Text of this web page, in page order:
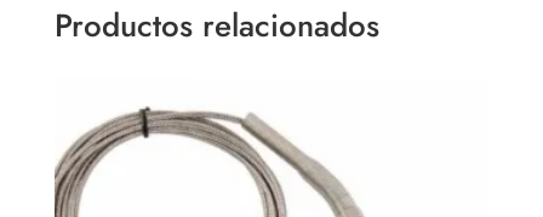
Productos relacionados